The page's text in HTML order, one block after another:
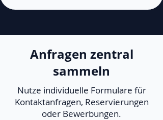
Anfragen zentral
sammeln
Nutze individuelle Formulare für
Kontaktanfragen, Reservierungen
oder Bewerbungen.